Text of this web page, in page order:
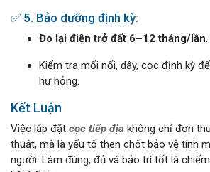
✅ 5. Bảo dưỡng định kỳ:
Đo lại điện trở đất 6–12 tháng/lần.
Kiểm tra mối nối, dây, cọc định kỳ
hư hỏng.
Kết Luận
Việc lắp đặt cọc tiếp địa không chỉ đơn
thuật, mà là yếu tố then chốt bảo vệ tính
người. Làm đúng, đủ và bảo trì tốt là